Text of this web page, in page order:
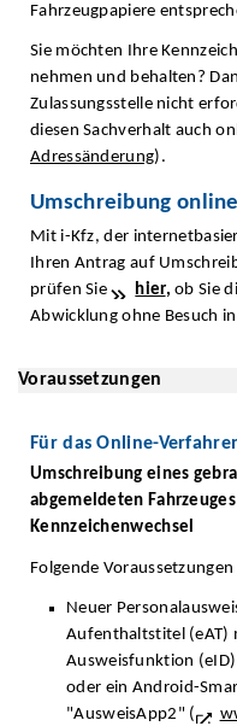
Fahrzeugpapiere
Sie möchten Ihre
nehmen und behalten?
Zulassungsstelle nicht
diesen Sachverhalt auch
Adressänderung).
Umschreibung online
Mit i-Kfz, der
Ihren Antrag auf
prüfen Sie
hier, ob Sie
Abwicklung ohne Besuch
Voraussetzungen
Für das Online-
Umschreibung eines
abgemeldeten
Kennzeichenwechsel
Folgende
Neuer
Aufenthaltstitel (eAT)
Ausweisfunktion
oder ein Android-
"AusweisApp2" (